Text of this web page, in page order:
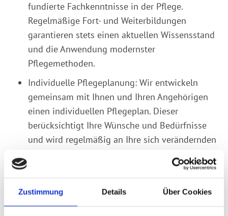
Zustimmung Details Über Cookies
fundierte Fachkenntnisse in der Pflege.
Regelmäßige Fort- und Weiterbildungen
garantieren stets einen aktuellen Wissensstand
und die Anwendung modernster
Pflegemethoden.
Individuelle Pflegeplanung: Wir entwickeln
gemeinsam mit Ihnen und Ihren Angehörigen
einen individuellen Pflegeplan. Dieser
berücksichtigt Ihre Wünsche und Bedürfnisse
und wird regelmäßig an Ihre sich verändernden
Ganzheitliche Betreuung: Wir sehen den
Menschen im Mittelpunkt unserer Arbeit. Unsere